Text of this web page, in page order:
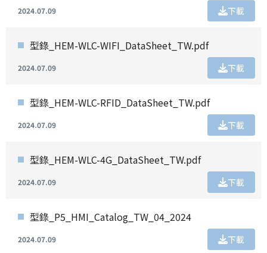
2024.07.09 下載
型錄_HEM-WLC-WIFI_DataSheet_TW.pdf
2024.07.09 下載
型錄_HEM-WLC-RFID_DataSheet_TW.pdf
2024.07.09 下載
型錄_HEM-WLC-4G_DataSheet_TW.pdf
2024.07.09 下載
型錄_P5_HMI_Catalog_TW_04_2024
2024.07.09 下載